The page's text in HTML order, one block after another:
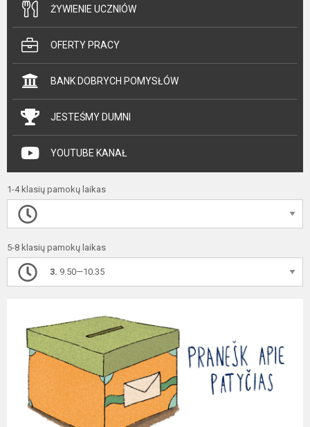
ŻYWIENIE UCZNIÓW
OFERTY PRACY
BANK DOBRYCH POMYSŁÓW
JESTEŚMY DUMNI
YOUTUBE KANAŁ
1-4 klasių pamokų laikas
5-8 klasių pamokų laikas
3. 9.50—10.35